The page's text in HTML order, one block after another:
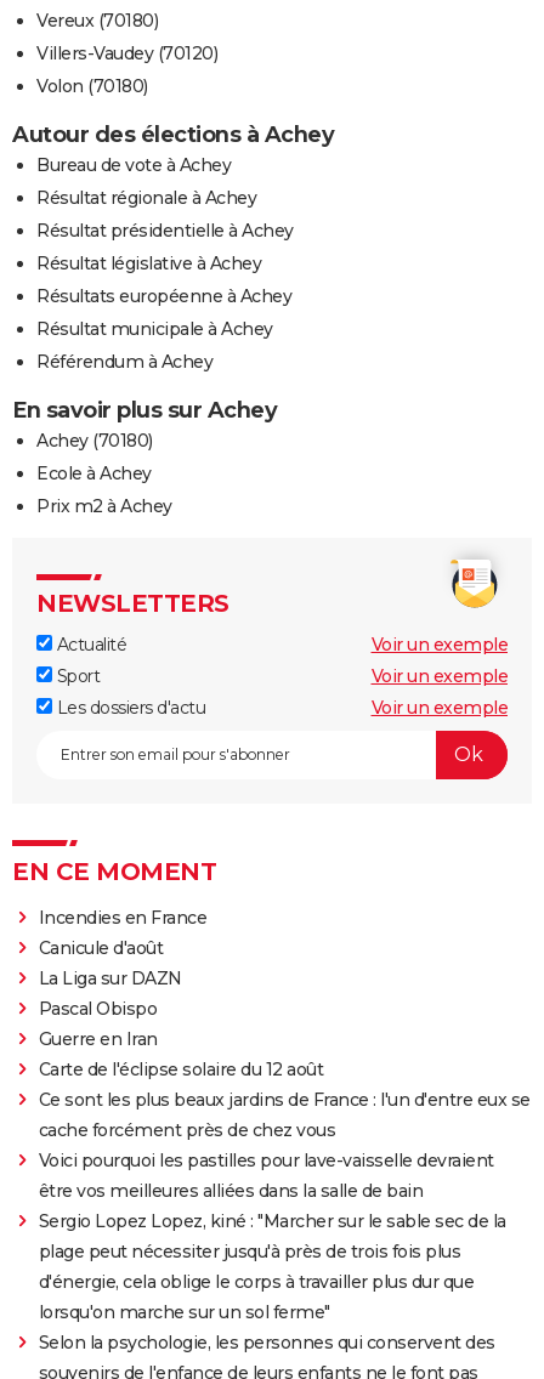
Vereux (70180)
Villers-Vaudey (70120)
Volon (70180)
Autour des élections à Achey
Bureau de vote à Achey
Résultat régionale à Achey
Résultat présidentielle à Achey
Résultat législative à Achey
Résultats européenne à Achey
Résultat municipale à Achey
Référendum à Achey
En savoir plus sur Achey
Achey (70180)
Ecole à Achey
Prix m2 à Achey
NEWSLETTERS
Actualité
Voir un exemple
Sport
Voir un exemple
Les dossiers d'actu
Voir un exemple
EN CE MOMENT
Incendies en France
Canicule d'août
La Liga sur DAZN
Pascal Obispo
Guerre en Iran
Carte de l'éclipse solaire du 12 août
Ce sont les plus beaux jardins de France : l'un d'entre eux se
cache forcément près de chez vous
Voici pourquoi les pastilles pour lave-vaisselle devraient
être vos meilleures alliées dans la salle de bain
Sergio Lopez Lopez, kiné : "Marcher sur le sable sec de la
plage peut nécessiter jusqu'à près de trois fois plus
d'énergie, cela oblige le corps à travailler plus dur que
lorsqu'on marche sur un sol ferme"
Selon la psychologie, les personnes qui conservent des
souvenirs de l'enfance de leurs enfants ne le font pas